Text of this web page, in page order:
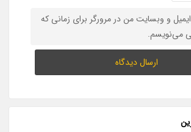
و وبسایت من در مرورگر برای زمانی که
می‌نویسم.